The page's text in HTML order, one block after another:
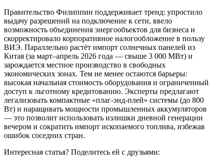
Правительство Филиппин поддерживает тренд: упростило
выдачу разрешений на подключение к сети, ввело
возможность объединения энергообъектов для бизнеса и
скорректировало корпоративное налогообложение в пользу
ВИЭ. Параллельно растёт импорт солнечных панелей из
Китая (за март–апрель 2026 года — свыше 3 000 МВт) и
зарождается местное производство в свободных
экономических зонах. Тем не менее остаются барьеры:
высокая начальная стоимость оборудования и ограниченный
доступ к льготному кредитованию. Эксперты предлагают
легализовать компактные «плаг‑энд‑плей» системы (до 800
Вт) и наращивать мощности промышленных аккумуляторов
— это позволит использовать излишки дневной генерации
вечером и сократить импорт ископаемого топлива, избежав
ошибок соседних стран.
Интересная статья? Поделитесь ей с друзьями: